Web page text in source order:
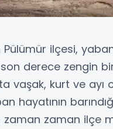
Pülümür ilçesi,
son derece zengin
vaşak, kurt ve ayı
hayatının
zaman zaman ilçe